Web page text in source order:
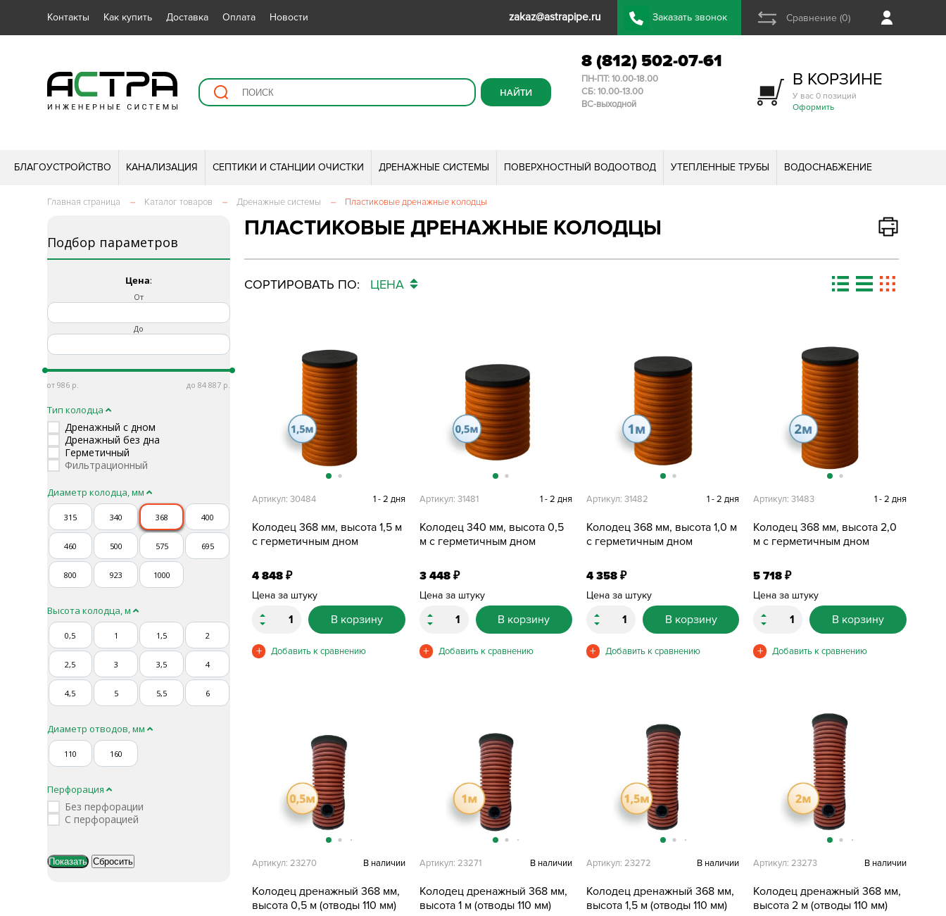
Контакты Как купить Доставка Оплата Новости zakaz@astrapipe.ru Заказать звонок Сравнение (0)
8 (812) 502-07-61
ПН-ПТ: 10.00-18.00
СБ: 10.00-13.00
ВС-выходной
В КОРЗИНЕ
У вас 0 позиций
Оформить
БЛАГОУСТРОЙСТВО КАНАЛИЗАЦИЯ СЕПТИКИ И СТАНЦИИ ОЧИСТКИ ДРЕНАЖНЫЕ СИСТЕМЫ ПОВЕРХНОСТНЫЙ ВОДООТВОД УТЕПЛЕННЫЕ ТРУБЫ ВОДОСНАБЖЕНИЕ
Главная страница – Каталог товаров – Дренажные системы – Пластиковые дренажные колодцы
Подбор параметров
Цена:
От
До
986 84 887
Тип колодца
Дренажный с дном
Дренажный без дна
Герметичный
Фильтрационный
Диаметр колодца, мм
315 340 368 400
460 500 575 695
800 923 1000
Высота колодца, м
0,5 1 1,5 2
2,5 3 3,5 4
4,5 5 5,5 6
Диаметр отводов, мм
110 160
Перфорация
Без перфорации
С перфорацией
ПЛАСТИКОВЫЕ ДРЕНАЖНЫЕ КОЛОДЦЫ
СОРТИРОВАТЬ ПО: ЦЕНА
Колодец 368 мм, высота 1,5 м
с герметичным дном
Артикул: 30484 1 - 2 дня
4 848₽
Цена за штуку
В корзину
Колодец 340 мм, высота 0,5
м с герметичным дном
Артикул: 31481 1 - 2 дня
3 448 ₽
Цена за штуку
В корзину
Колодец 368 мм, высота 1,0 м
с герметичным дном
Артикул: 31482 1 - 2 дня
4 358 ₽
Цена за штуку
В корзину
Колодец 368 мм, высота 2,0
м с герметичным дном
Артикул: 31483 1 - 2 дня
5 718₽
Цена за штуку
В корзину
Колодец дренажный 368 мм,
высота 0,5 м (отводы 110 мм)
Артикул: 23270 В наличии
Колодец дренажный 368 мм,
высота 1 м (отводы 110 мм)
Артикул: 23271 В наличии
Колодец дренажный 368 мм,
высота 1,5 м (отводы 110 мм)
Артикул: 23272 В наличии
Колодец дренажный 368 мм,
высота 2 м (отводы 110 мм)
Артикул: 23273 В наличии